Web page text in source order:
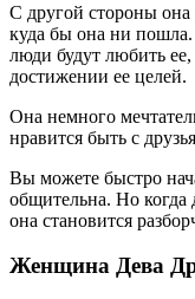
С другой стороны она
куда бы она ни пошла.
люди будут любить
достижении ее целей.
Она немного
нравится быть с
Вы можете быстро
общительна. Но когда
она становится
Женщина Дева